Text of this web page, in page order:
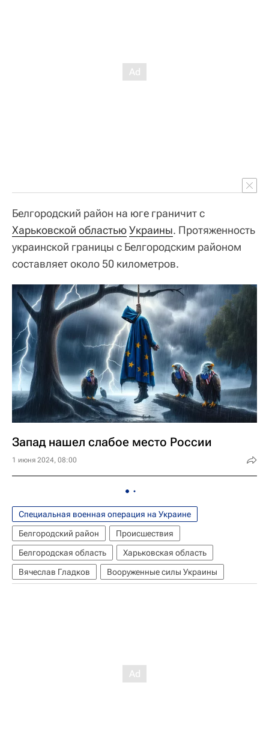
Белгородский район на юге граничит с
Харьковской областьюУкраины. Протяженность
украинской границы с Белгородским районом
составляет около 50 километров.
Запад нашел слабое место России
1 июня 2024, 08:00
Специальная военная операция на Украине
Белгородский район
Происшествия
Белгородская область
Харьковская область
Вячеслав Гладков
Вооруженные силы Украины